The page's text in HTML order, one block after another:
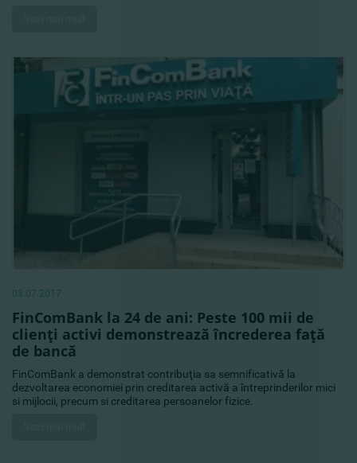
03.07.2017
FinComBank la 24 de ani: Peste 100 mii de
clienţi activi demonstrează încrederea faţă
de bancă
FinComBank a demonstrat contribuţia sa semnificativă la
dezvoltarea economiei prin creditarea activă a întreprinderilor mici
si mijlocii, precum si creditarea persoanelor fizice.